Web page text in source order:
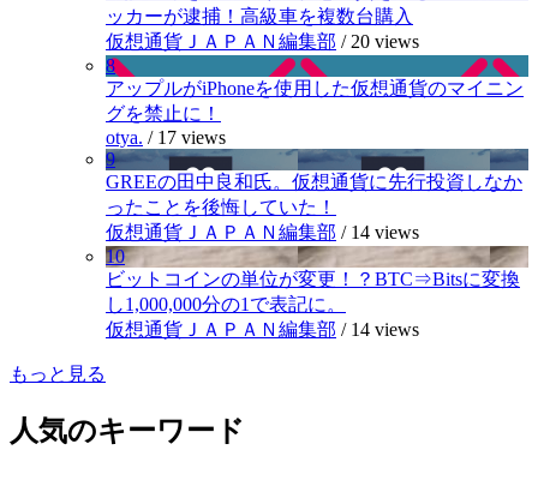
ッカーが逮捕！高級車を複数台購入
仮想通貨ＪＡＰＡＮ編集部 / 20 views
8
アップルがiPhoneを使用した仮想通貨のマイニン
グを禁止に！
otya. / 17 views
9
GREEの田中良和氏。仮想通貨に先行投資しなか
ったことを後悔していた！
仮想通貨ＪＡＰＡＮ編集部 / 14 views
10
ビットコインの単位が変更！？BTC⇒Bitsに変換
し1,000,000分の1で表記に。
仮想通貨ＪＡＰＡＮ編集部 / 14 views
もっと見る
人気のキーワード